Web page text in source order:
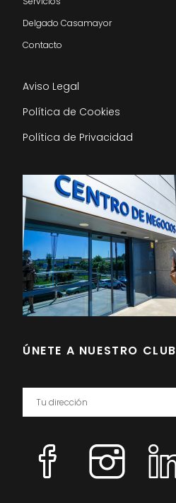
Delgado Casamayor
Contacto
Aviso Legal
Política de Cookies
Política de Privacidad
ÚNETE A NUESTRO CLUB